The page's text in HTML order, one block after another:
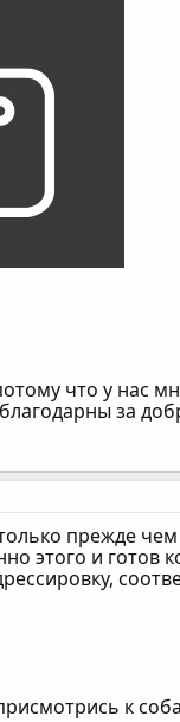
что у нас
за
прежде
этого и готов
к